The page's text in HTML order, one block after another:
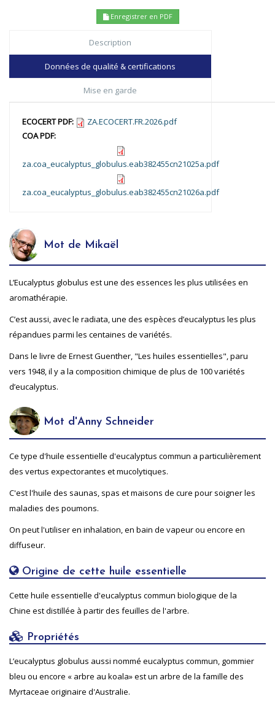
Enregistrer en PDF
Description
Données de qualité & certifications
Mise en garde
ECOCERT PDF:
ZA.ECOCERT.FR.2026.pdf
COA PDF:
za.coa_eucalyptus_globulus.eab382455cn21025a.pdf
za.coa_eucalyptus_globulus.eab382455cn21026a.pdf
Mot de Mikaël
L’Eucalyptus globulus est une des essences les plus utilisées en
aromathérapie.
C’est aussi, avec le radiata, une des espèces d’eucalyptus les plus
répandues parmi les centaines de variétés.
Dans le livre de Ernest Guenther, "Les huiles essentielles", paru
vers 1948, il y a la composition chimique de plus de 100 variétés
d’eucalyptus.
Mot d'Anny Schneider
Ce type d'huile essentielle d'eucalyptus commun a particulièrement
des vertus expectorantes et mucolytiques.
C'est l'huile des saunas, spas et maisons de cure pour soigner les
maladies des poumons.
On peut l'utiliser en inhalation, en bain de vapeur ou encore en
diffuseur.
Origine de cette huile essentielle
Cette huile essentielle d'eucalyptus commun biologique de la
Chine est distillée à partir des feuilles de l'arbre.
Propriétés
L’eucalyptus globulus aussi nommé eucalyptus commun, gommier
bleu ou encore « arbre au koala» est un arbre de la famille des
Myrtaceae originaire d'Australie.